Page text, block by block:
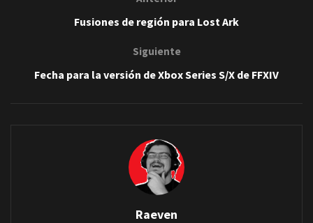
Fusiones de región para Lost Ark
Siguiente
Fecha para la versión de Xbox Series S/X de FFXIV
Raeven